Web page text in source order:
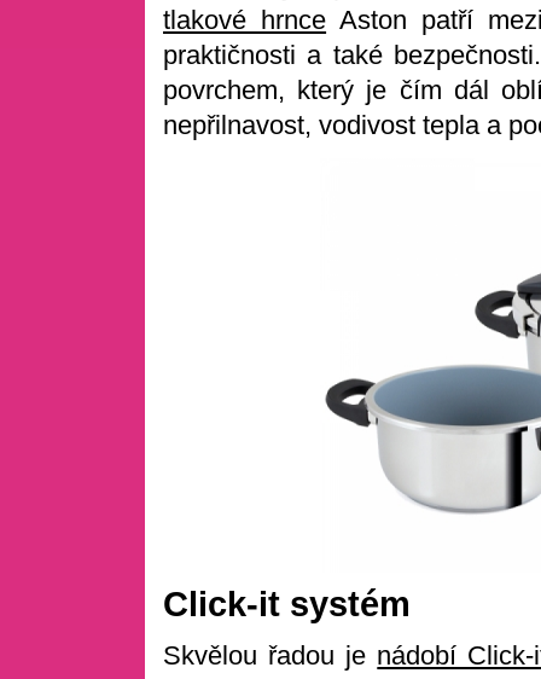
tlakové hrnce Aston patří
praktičnosti a také
povrchem, který je čím dál
nepřilnavost, vodivost tepla a
Click-it systém
Skvělou řadou je nádobí Click-